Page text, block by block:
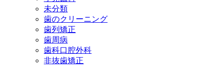
未分類
歯のクリーニング
歯列矯正
歯周病
歯科口腔外科
非抜歯矯正